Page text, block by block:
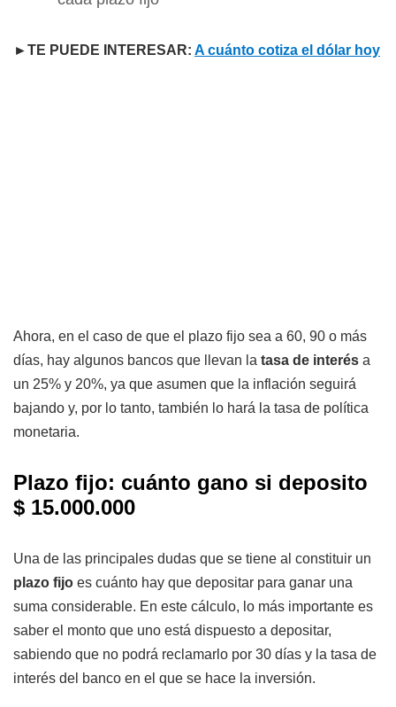
►TE PUEDE INTERESAR: A cuánto cotiza el dólar hoy
Ahora, en el caso de que el plazo fijo sea a 60, 90 o más
días, hay algunos bancos que llevan la tasa de interés a
un 25% y 20%, ya que asumen que la inflación seguirá
bajando y, por lo tanto, también lo hará la tasa de política
monetaria.
Plazo fijo: cuánto gano si deposito
$ 15.000.000
Una de las principales dudas que se tiene al constituir un
plazo fijo es cuánto hay que depositar para ganar una
suma considerable. En este cálculo, lo más importante es
saber el monto que uno está dispuesto a depositar,
sabiendo que no podrá reclamarlo por 30 días y la tasa de
interés del banco en el que se hace la inversión.